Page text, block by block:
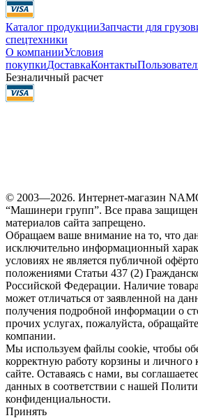
Каталог продукцииЗапчасти для
спецтехники
О компанииУсловия
покупкиДоставкаКонтакты
Безналичный расчет
© 2003—2026. Интернет-магазин
“Машинери групп”. Все права
материалов сайта запрещено.
Обращаем ваше внимание на то, что
исключительно информационный
условиях не является публичной
положениями Статьи 437 (2)
Российской Федерации. Наличие
может отличаться от заявленной на
получения подробной информации о
прочих услугах, пожалуйста,
компании.
Мы используем файлы cookie, чтобы
корректную работу корзины и личного
сайте. Оставаясь с нами, вы
данных в соответствии с нашей
конфиденциальности.
Принять